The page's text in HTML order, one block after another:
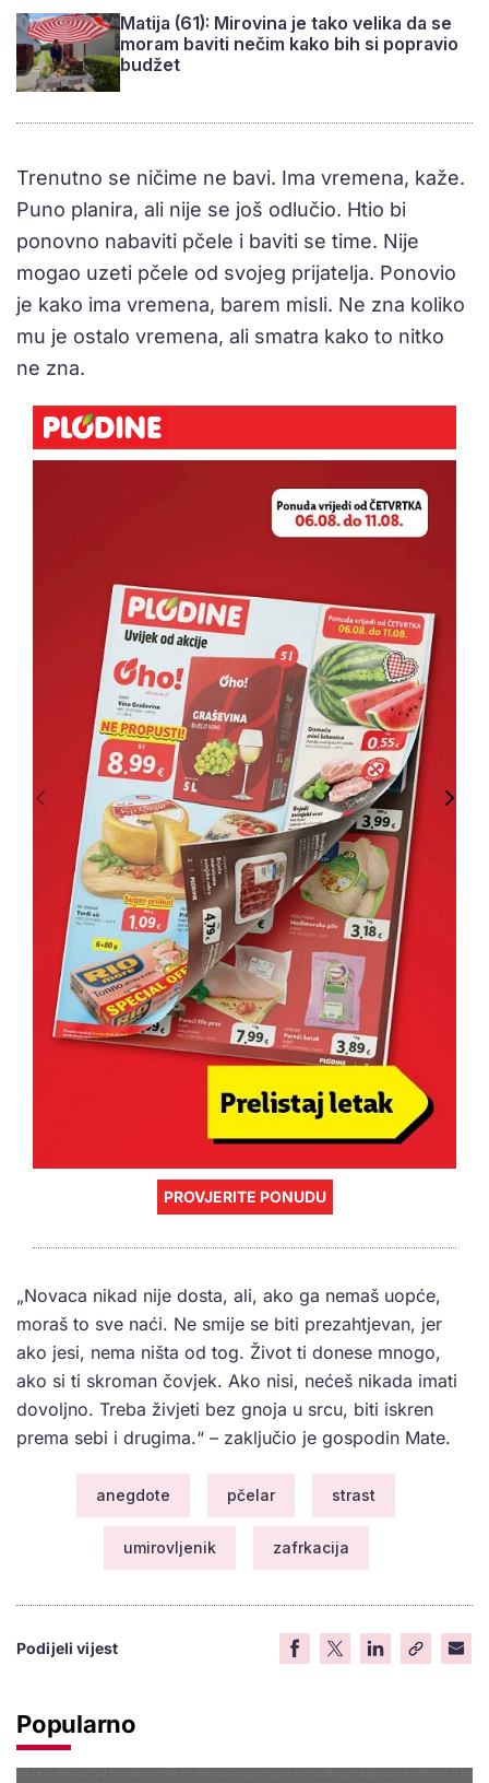
Matija (61): Mirovina je tako velika da se
moram baviti nečim kako bih si popravio
budžet
Trenutno se ničime ne bavi. Ima vremena, kaže.
Puno planira, ali nije se još odlučio. Htio bi
ponovno nabaviti pčele i baviti se time. Nije
mogao uzeti pčele od svojeg prijatelja. Ponovio
je kako ima vremena, barem misli. Ne zna koliko
mu je ostalo vremena, ali smatra kako to nitko
ne zna.
PROVJERITE PONUDU
„Novaca nikad nije dosta, ali, ako ga nemaš uopće,
moraš to sve naći. Ne smije se biti prezahtjevan, jer
ako jesi, nema ništa od tog. Život ti donese mnogo,
ako si ti skroman čovjek. Ako nisi, nećeš nikada imati
dovoljno. Treba živjeti bez gnoja u srcu, biti iskren
prema sebi i drugima.“ – zaključio je gospodin Mate.
anegdote pčelar strast
umirovljenik zafrkacija
Podijeli vijest
Popularno